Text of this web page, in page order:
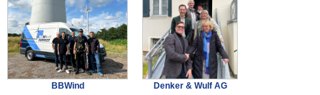
BBWind
Denker & Wulf AG